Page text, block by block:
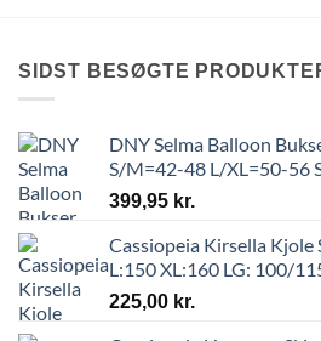
SIDST BESØGTE
DNY Selma Balloon
S/M=42-48 L/XL=50-56
399,95 kr.
Cassiopeia Kirsella
L:150 XL:160 LG: 100/
225,00 kr.